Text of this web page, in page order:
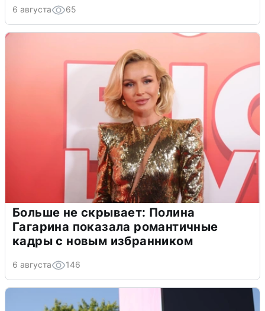
6 августа 65
Больше не скрывает: Полина
Гагарина показала романтичные
кадры с новым избранником
6 августа 146